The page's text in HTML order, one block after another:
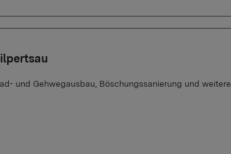
und Gehwegausbau, Böschungssanierung und weitere